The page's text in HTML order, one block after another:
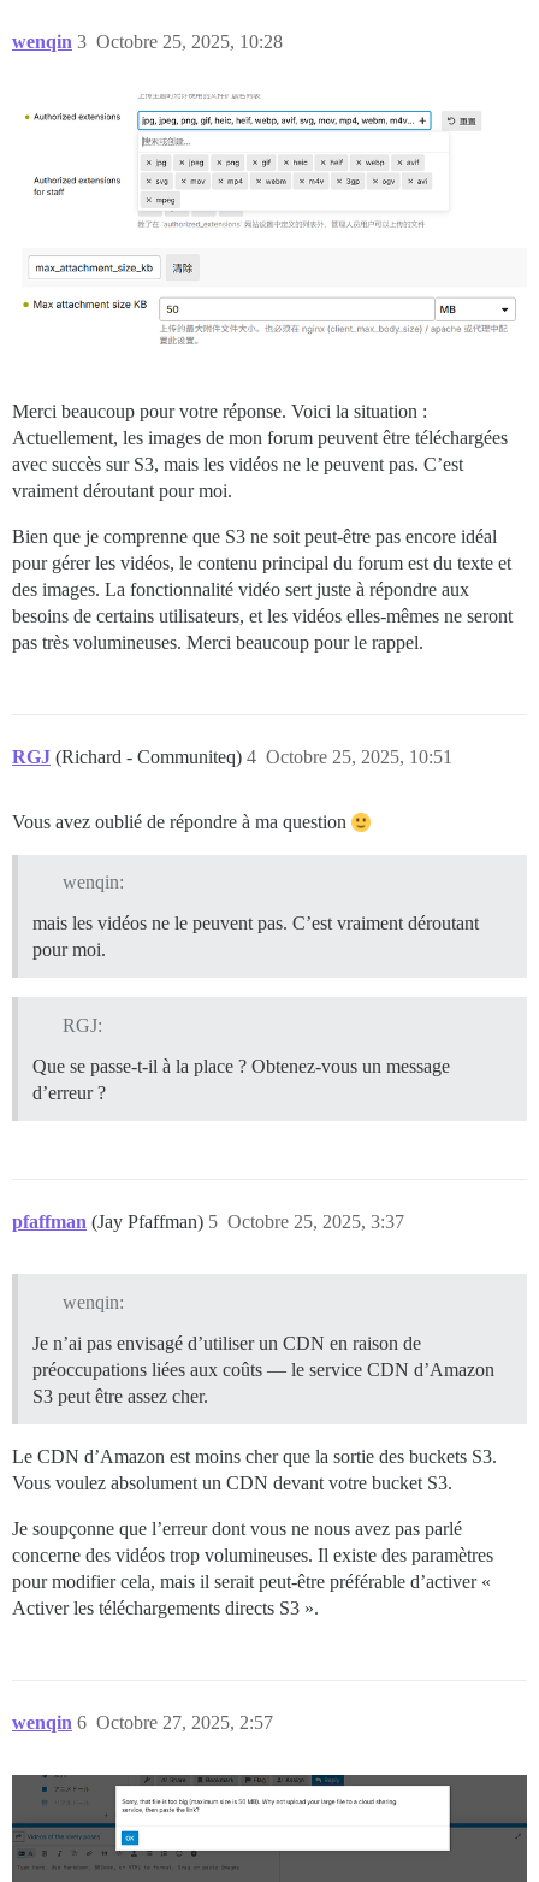
wenqin Octobre 25, 2025, 10:28
3
Merci beaucoup pour votre réponse. Voici la situation :
Actuellement, les images de mon forum peuvent être téléchargées
avec succès sur S3, mais les vidéos ne le peuvent pas. C’est
vraiment déroutant pour moi.
Bien que je comprenne que S3 ne soit peut-être pas encore idéal
pour gérer les vidéos, le contenu principal du forum est du texte et
des images. La fonctionnalité vidéo sert juste à répondre aux
besoins de certains utilisateurs, et les vidéos elles-mêmes ne seront
pas très volumineuses. Merci beaucoup pour le rappel.
RGJ (Richard - Communiteq) Octobre 25, 2025, 10:51
4
Vous avez oublié de répondre à ma question
wenqin:
mais les vidéos ne le peuvent pas. C’est vraiment déroutant
pour moi.
RGJ:
Que se passe-t-il à la place ? Obtenez-vous un message
d’erreur ?
pfaffman (Jay Pfaffman) Octobre 25, 2025, 3:37
5
wenqin:
Je n’ai pas envisagé d’utiliser un CDN en raison de
préoccupations liées aux coûts — le service CDN d’Amazon
S3 peut être assez cher.
Le CDN d’Amazon est moins cher que la sortie des buckets S3.
Vous voulez absolument un CDN devant votre bucket S3.
Je soupçonne que l’erreur dont vous ne nous avez pas parlé
concerne des vidéos trop volumineuses. Il existe des paramètres
pour modifier cela, mais il serait peut-être préférable d’activer «
Activer les téléchargements directs S3 ».
wenqin Octobre 27, 2025, 2:57
6